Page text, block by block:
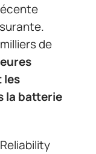
de
les
la batterie